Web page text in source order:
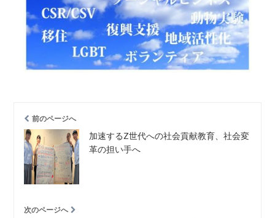
前のページへ
加速するZ世代への社会貢献教育、社会変
革の担い手へ
次のページへ